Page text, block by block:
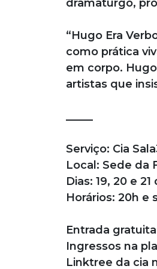
dramaturgo,
“Hugo Era
como prática
em corpo.
artistas que
_____
Serviço: Cia
Local: Sede da
Dias: 19, 20 e
Horários: 20h e
Entrada gratuita
Ingressos na
Linktree da cia